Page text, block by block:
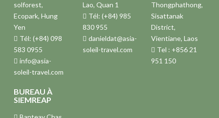
solforest,
Ecopark, Hung
Yen
Tél: (+84) 098
583 0955
info@asia-
soleil-travel.com
Lao, Quan 1
Tél: (+84) 985
830 955
danieldat@asia-
soleil-travel.com
Thongphathong,
Sisattanak
District,
Vientiane, Laos
Tel : +856 21
951 150
BUREAU À
SIEMREAP